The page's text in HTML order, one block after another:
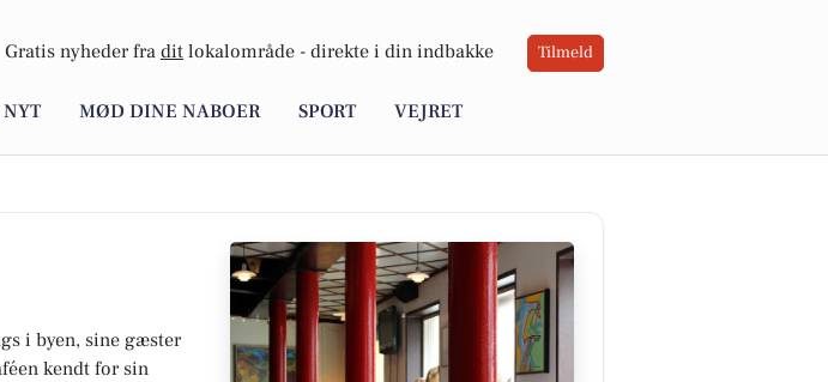
Gratis nyheder fra dit lokalområde - direkte i din indbakke Tilmeld
MØD DINE NABOER SPORT VEJRET
i byen, sine gæster
kendt for sin